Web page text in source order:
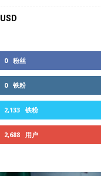
USD
0 粉丝
0 铁粉
2,133 铁粉
2,688 用户